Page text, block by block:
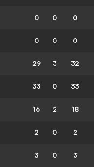
0 0 0
0 0 0
29 3 32
33 0 33
16 2 18
2 0 2
3 0 3